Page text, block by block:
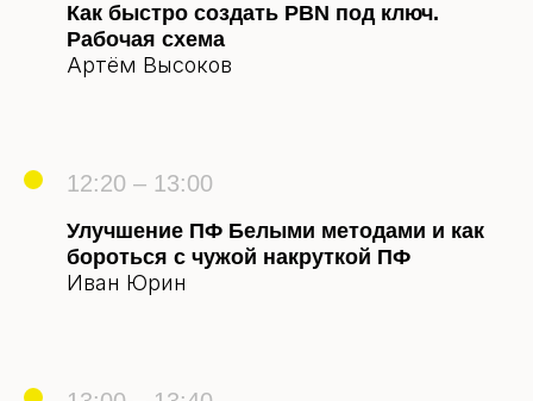
Как быстро создать PBN под ключ.
Рабочая схема
Артём Высоков
12:20 – 13:00
Улучшение ПФ Белыми методами и как
бороться с чужой накруткой ПФ
Иван Юрин